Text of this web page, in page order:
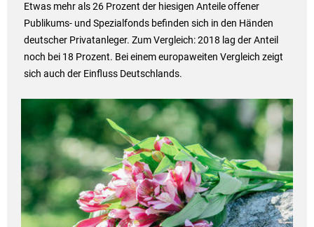
Etwas mehr als 26 Prozent der hiesigen Anteile offener
Publikums- und Spezialfonds befinden sich in den Händen
deutscher Privatanleger. Zum Vergleich: 2018 lag der Anteil
noch bei 18 Prozent. Bei einem europaweiten Vergleich zeigt
sich auch der Einfluss Deutschlands.